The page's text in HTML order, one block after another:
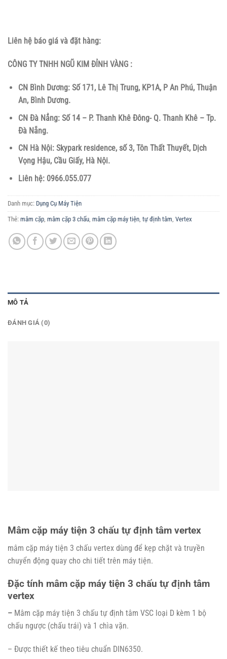
Liên hệ báo giá và đặt hàng:
CÔNG TY TNHH NGŨ KIM ĐỈNH VÀNG :
CN Bình Dương: Số 171, Lê Thị Trung, KP1A, P An Phú, Thuận
An, Bình Dương.
CN Đà Nẳng: Số 14 – P. Thanh Khê Đông- Q. Thanh Khê – Tp.
Đà Nẵng.
CN Hà Nội: Skypark residence, số 3, Tôn Thất Thuyết, Dịch
Vọng Hậu, Cầu Giấy, Hà Nội.
Liên hệ: 0966.055.077
Danh mục: Dụng Cụ Máy Tiện
Thẻ: mâm cặp mâm cặp 3 chấu mâm cặp máy tiện tự định tâm Vertex
MÔ TẢ
ĐÁNH GIÁ (0)
Mâm cặp máy tiện 3 chấu tự định tâm vertex
mâm cặp máy tiện 3 chấu vertex dùng để kẹp chặt và truyền
chuyển động quay cho chi tiết trên máy tiện.
Đặc tính mâm cặp máy tiện 3 chấu tự định tâm
vertex
– Mâm cặp máy tiện 3 chấu tự định tâm VSC loại D kèm 1 bộ
chấu ngược (chấu trái) và 1 chìa vặn.
– Được thiết kế theo tiêu chuẩn DIN6350.